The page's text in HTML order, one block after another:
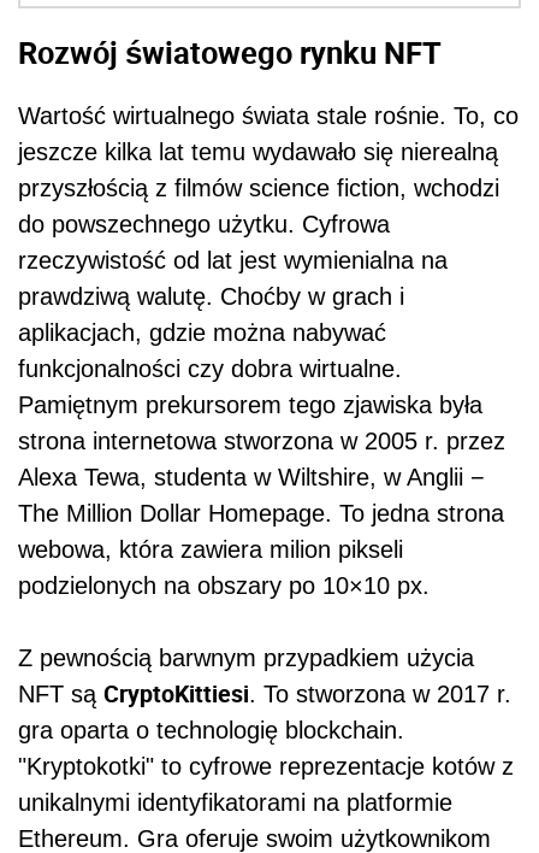
Rozwój światowego rynku NFT
Wartość wirtualnego świata stale rośnie. To, co
jeszcze kilka lat temu wydawało się nierealną
przyszłością z filmów science fiction, wchodzi
do powszechnego użytku. Cyfrowa
rzeczywistość od lat jest wymienialna na
prawdziwą walutę. Choćby w grach i
aplikacjach, gdzie można nabywać
funkcjonalności czy dobra wirtualne.
Pamiętnym prekursorem tego zjawiska była
strona internetowa stworzona w 2005 r. przez
Alexa Tewa, studenta w Wiltshire, w Anglii −
The Million Dollar Homepage. To jedna strona
webowa, która zawiera milion pikseli
podzielonych na obszary po 10×10 px.
Z pewnością barwnym przypadkiem użycia
NFT są CryptoKittiesi. To stworzona w 2017 r.
gra oparta o technologię blockchain.
"Kryptokotki" to cyfrowe reprezentacje kotów z
unikalnymi identyfikatorami na platformie
Ethereum. Gra oferuje swoim użytkownikom